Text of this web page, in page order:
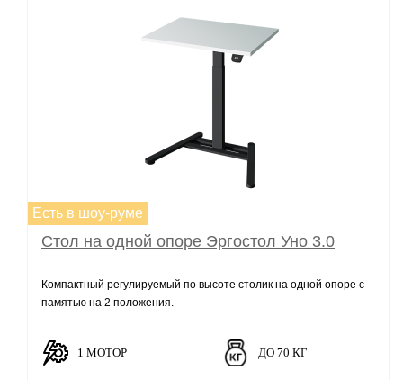
Есть в шоу-руме
Стол на одной опоре Эргостол Уно 3.0
Компактный регулируемый по высоте столик на одной опоре с
памятью на 2 положения.
1 МОТОР ДО 70 КГ